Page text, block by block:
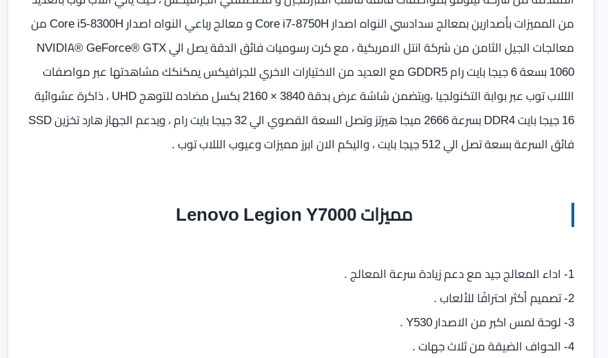
من المميزات بأصدارين بمعالج سدادسي النواه اصدار Core i7-8750H و معالج رباعي النواه اصدار Core i5-8300H من
معالجات الجيل الثامن من شركة انتل الامريكية ، مع كرت رسوميات فائق الدقة يصل الي NVIDIA® GeForce® GTX
1060 بسعة 6 جيجا بايت رام GDDR5 مع العديد من الاختيارات الاخري للجرافيكس يمكنكك مشاهدتها عبر مواصفات
الللاب توب عبر بوابة التكنولجيا ،ويتضمن شاشة عرض بدقة 3840 × 2160 بكسل مضاده للتوهج UHD ، ذاكرة عشوائية
16 جيجا بايت DDR4‏ بسرعة 2666 ميجا هيرتز وتصل السعة القصوي الي 32 جيجا بايت رام ، ويدعم الجهاز هارد تخزين SSD
فائق السرعة بسعة تصل الي 512 جيجا بايت ، واليكم الان ابرز مميزات وعيوب الللاب توب .
مميزات Lenovo Legion Y7000
1- اداء المعالج جيد مع دعم زيادة سرعة المعالج .
2- تصميم أكثر احترافًا للألعاب .
3- لوحة لمس اكبر من الاصدار Y530 .
4- الحواف الضيقة من ثلاث جهات .